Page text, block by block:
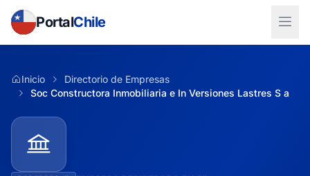
PortalChile
Inicio
Directorio de Empresas
Soc Constructora Inmobiliaria e In Versiones Lastres S a